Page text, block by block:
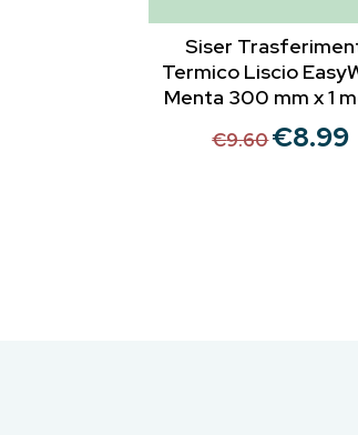
Siser
Termico Liscio
Menta 300 mm x 1
€9.60Il
€8.99Il